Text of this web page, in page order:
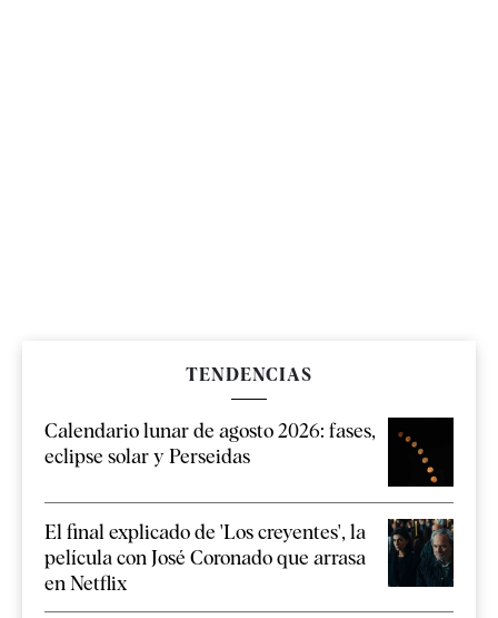
TENDENCIAS
Calendario lunar de agosto 2026: fases,
eclipse solar y Perseidas
El final explicado de 'Los creyentes', la
película con José Coronado que arrasa
en Netflix